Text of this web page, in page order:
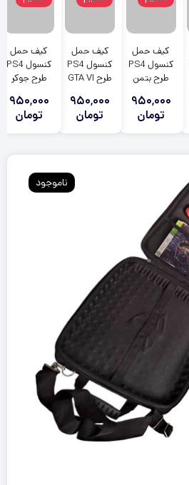
کیف حمل
کنسول PS4
طرح بتمن
950,000
تومان
کیف حمل
کنسول PS4
طرح GTA VI
950,000
تومان
کیف حمل
کنسول PS4
طرح جوکر
950,000
تومان
ناموجود